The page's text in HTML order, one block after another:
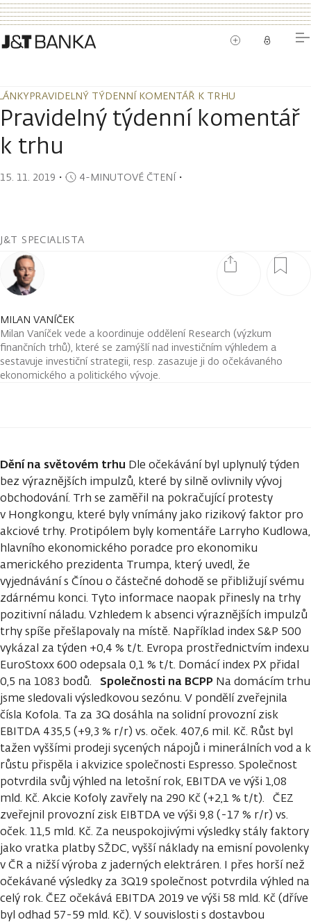
PRAVIDELNÝ TÝDENNÍ KOMENTÁŘ K TRHU
PRAVIDELNÝ TÝDENNÍ KOMENTÁŘ K TRHU
Pravidelný týdenní komentář
k trhu
15. 11. 2019 ・ 4-MINUTOVÉ ČTENÍ・
J&T SPECIALISTA
MILAN VANÍČEK
Milan Vaníček vede a koordinuje oddělení Research (výzkum
finančních trhů), které se zamýšlí nad investičním výhledem a
sestavuje investiční strategii, resp. zasazuje ji do očekávaného
ekonomického a politického vývoje.
Dění na světovém trhu Dle očekávání byl uplynulý týden
bez výraznějších impulzů, které by silně ovlivnily vývoj
obchodování. Trh se zaměřil na pokračující protesty
v Hongkongu, které byly vnímány jako rizikový faktor pro
akciové trhy. Protipólem byly komentáře Larryho Kudlowa,
hlavního ekonomického poradce pro ekonomiku
amerického prezidenta Trumpa, který uvedl, že
vyjednávání s Čínou o částečné dohodě se přibližují svému
zdárnému konci. Tyto informace naopak přinesly na trhy
pozitivní náladu. Vzhledem k absenci výraznějších impulzů
trhy spíše přešlapovaly na místě. Například index S&P 500
vykázal za týden +0,4 % t/t. Evropa prostřednictvím indexu
EuroStoxx 600 odepsala 0,1 % t/t. Domácí index PX přidal
0,5 na 1083 bodů. Společnosti na BCPP Na domácím trhu
jsme sledovali výsledkovou sezónu. V pondělí zveřejnila
čísla Kofola. Ta za 3Q dosáhla na solidní provozní zisk
EBITDA 435,5 (+9,3 % r/r) vs. oček. 407,6 mil. Kč. Růst byl
tažen vyššími prodeji sycených nápojů i minerálních vod a k
růstu přispěla i akvizice společnosti Espresso. Společnost
potvrdila svůj výhled na letošní rok, EBITDA ve výši 1,08
mld. Kč. Akcie Kofoly zavřely na 290 Kč (+2,1 % t/t). ČEZ
zveřejnil provozní zisk EIBTDA ve výši 9,8 (-17 % r/r) vs.
oček. 11,5 mld. Kč. Za neuspokojivými výsledky stály faktory
jako vratka platby SŽDC, vyšší náklady na emisní povolenky
v ČR a nižší výroba z jaderných elektráren. I přes horší než
očekávané výsledky za 3Q19 společnost potvrdila výhled na
celý rok. ČEZ očekává EBITDA 2019 ve výši 58 mld. Kč (dříve
byl odhad 57-59 mld. Kč). V souvislosti s dostavbou